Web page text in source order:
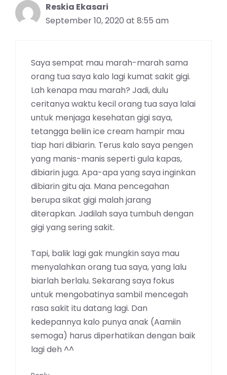
Reskia Ekasari
September 10, 2020 at 8:55 am
Saya sempat mau marah-marah sama
orang tua saya kalo lagi kumat sakit gigi.
Lah kenapa mau marah? Jadi, dulu
ceritanya waktu kecil orang tua saya lalai
untuk menjaga kesehatan gigi saya,
tetangga beliin ice cream hampir mau
tiap hari dibiarin. Terus kalo saya pengen
yang manis-manis seperti gula kapas,
dibiarin juga. Apa-apa yang saya inginkan
dibiarin gitu aja. Mana pencegahan
berupa sikat gigi malah jarang
diterapkan. Jadilah saya tumbuh dengan
gigi yang sering sakit.
Tapi, balik lagi gak mungkin saya mau
menyalahkan orang tua saya, yang lalu
biarlah berlalu. Sekarang saya fokus
untuk mengobatinya sambil mencegah
rasa sakit itu datang lagi. Dan
kedepannya kalo punya anak (Aamiin
semoga) harus diperhatikan dengan baik
lagi deh ^^